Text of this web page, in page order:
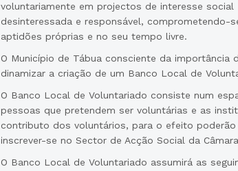
voluntariamente em projectos de interesse
desinteressada e responsável, comprometendo-
aptidões próprias e no seu tempo livre.
O Município de Tábua consciente da importância
dinamizar a criação de um Banco Local de
O Banco Local de Voluntariado consiste num
pessoas que pretendem ser voluntárias e as
contributo dos voluntários, para o efeito
inscrever-se no Sector de Acção Social da
O Banco Local de Voluntariado assumirá as